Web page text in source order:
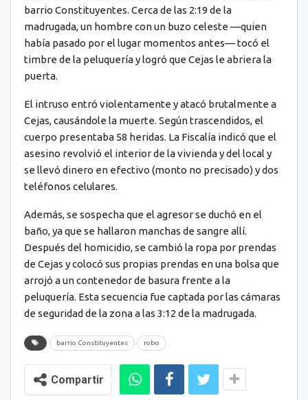
barrio Constituyentes. Cerca de las 2:19 de la
madrugada, un hombre con un buzo celeste —quien
había pasado por el lugar momentos antes— tocó el
timbre de la peluquería y logró que Cejas le abriera la
puerta.
El intruso entró violentamente y atacó brutalmente a
Cejas, causándole la muerte. Según trascendidos, el
cuerpo presentaba 58 heridas. La Fiscalía indicó que el
asesino revolvió el interior de la vivienda y del local y
se llevó dinero en efectivo (monto no precisado) y dos
teléfonos celulares.
Además, se sospecha que el agresor se duchó en el
baño, ya que se hallaron manchas de sangre allí.
Después del homicidio, se cambió la ropa por prendas
de Cejas y colocó sus propias prendas en una bolsa que
arrojó a un contenedor de basura frente a la
peluquería. Esta secuencia fue captada por las cámaras
de seguridad de la zona a las 3:12 de la madrugada.
barrio Constituyentes robo
Compartir